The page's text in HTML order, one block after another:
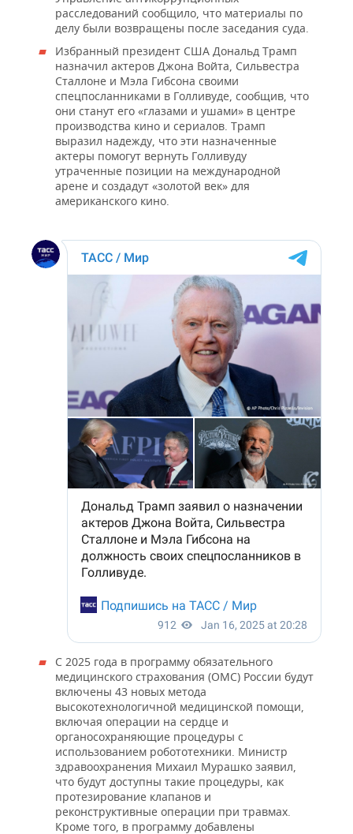
расследований сообщило, что материалы по
делу были возвращены после заседания суда.
Избранный президент США Дональд Трамп
назначил актеров Джона Войта, Сильвестра
Сталлоне и Мэла Гибсона своими
спецпосланниками в Голливуде, сообщив, что
они станут его «глазами и ушами» в центре
производства кино и сериалов. Трамп
выразил надежду, что эти назначенные
актеры помогут вернуть Голливуду
утраченные позиции на международной
арене и создадут «золотой век» для
американского кино.
С 2025 года в программу обязательного
медицинского страхования (ОМС) России будут
включены 43 новых метода
высокотехнологичной медицинской помощи,
включая операции на сердце и
органосохраняющие процедуры с
использованием робототехники. Министр
здравоохранения Михаил Мурашко заявил,
что будут доступны такие процедуры, как
протезирование клапанов и
реконструктивные операции при травмах.
Кроме того, в программу добавлены